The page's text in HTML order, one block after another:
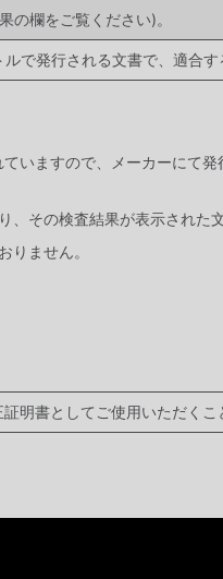
の欄をご覧ください)。
で発行される文書で、適合す
いますので、メーカーにて
その検査結果が表示された
ません。
明書としてご使用いただくこ